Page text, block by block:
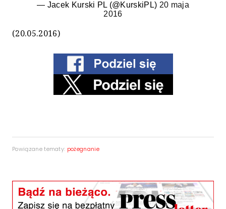
— Jacek Kurski PL (@KurskiPL) 20 maja
2016
(20.05.2016)
Powiązane tematy: pożegnanie